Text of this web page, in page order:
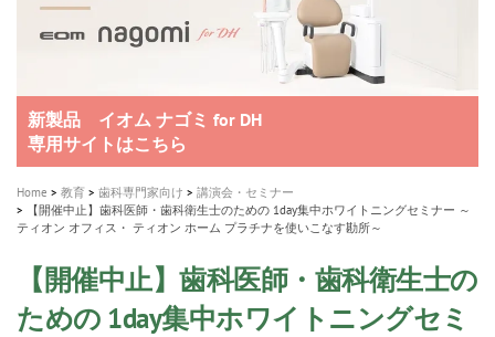
ー
A healthy smile greatly contributes to your quality of life
新発売 エバーエックス フロー
製品の詳細情報はこちら
「セラスマート テクノロジーブック」公開
「イニシャル LiSi（リジ）ブロック テクノロジーブッ
ク」公開
歯を内部まで白くする
医療ホワイトニング ティオン®
新製品 イオム ナゴミ for DH
専用サイトはこちら
新製品バキュクレーブ 118 / 318 Prime
製品の詳細情報はこちら
インプラント Aadva®
ショートインプラント新発売
GCグループ企業
Home 教育 歯科専門家向け
講演会・セミナー
【開催中止】歯科医師・歯科衛生士のための 1day集中ホワイトニングセミナー ～
ティオン オフィス・ ティオン ホーム プラチナを使いこなす勘所～
【開催中止】歯科医師・歯科衛生士の
ための 1day集中ホワイトニングセミ